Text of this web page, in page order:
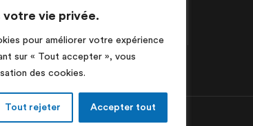
votre vie privée.
pour améliorer votre expérience
sur « Tout accepter », vous
des cookies.
Tout rejeter Accepter tout
Deutsch